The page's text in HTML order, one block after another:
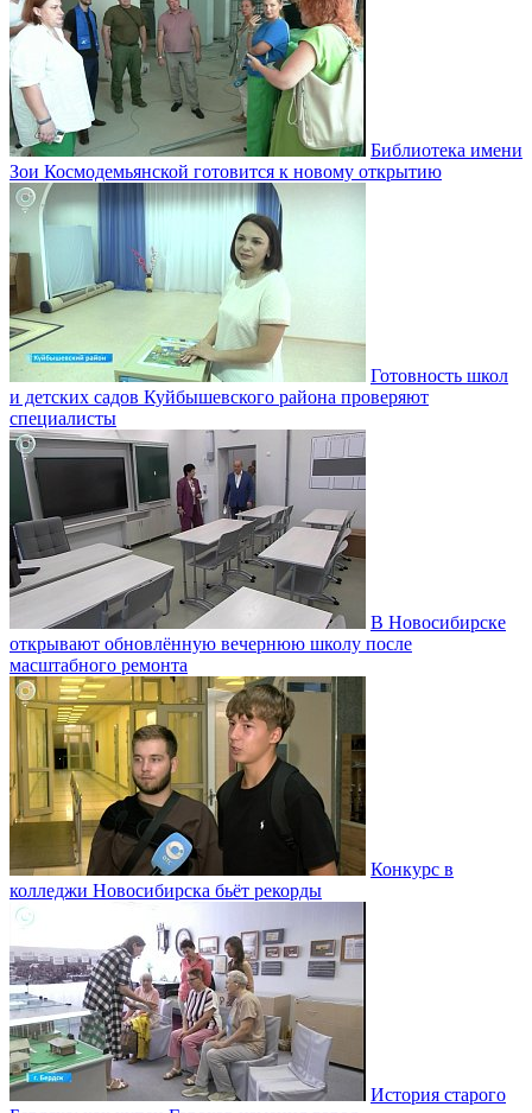
Библиотека имени
Зои Космодемьянской готовится к новому открытию
Готовность школ
и детских садов Куйбышевского района проверяют
специалисты
В Новосибирске
открывают обновлённую вечернюю школу после
масштабного ремонта
Конкурс в
колледжи Новосибирска бьёт рекорды
История старого